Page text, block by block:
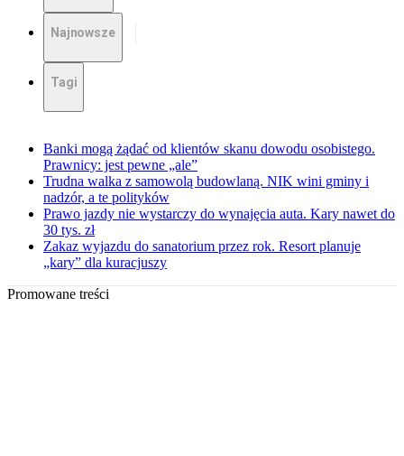
Najnowsze
Tagi
Banki mogą żądać od klientów skanu dowodu osobistego.
Prawnicy: jest pewne „ale”
Trudna walka z samowolą budowlaną. NIK wini gminy i
nadzór, a te polityków
Prawo jazdy nie wystarczy do wynajęcia auta. Kary nawet do
30 tys. zł
Zakaz wyjazdu do sanatorium przez rok. Resort planuje
„kary” dla kuracjuszy
Promowane treści